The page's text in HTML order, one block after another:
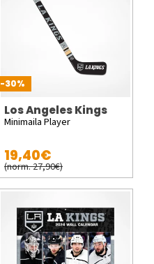
-30%
Los Angeles Kings
Minimaila Player
19,40€
(norm. 27,90€)